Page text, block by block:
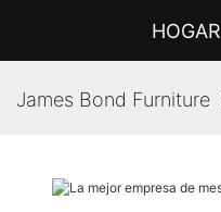
HOGAR
James Bond Furniture